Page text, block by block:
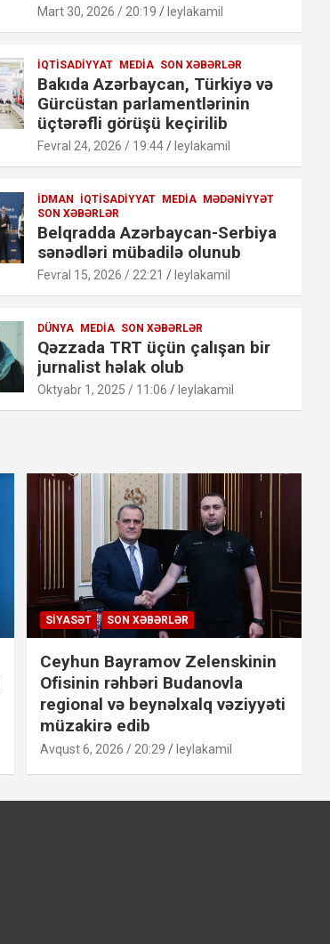
Mart 30, 2026 / 20:19 leylakamil
İQTISADIYYAT MEDIA SON XƏBƏRLƏR
Bakıda Azərbaycan, Türkiyə və
Gürcüstan parlamentlərinin
üçtərəfli görüşü keçirilib
Fevral 24, 2026 / 19:44 leylakamil
İDMAN İQTISADIYYAT MEDIA MƏDƏNIYYƏT
SON XƏBƏRLƏR
Belqradda Azərbaycan-Serbiya
sənədləri mübadilə olunub
Fevral 15, 2026 / 22:21 leylakamil
DÜNYA MEDIA SON XƏBƏRLƏR
Qəzzada TRT üçün çalışan bir
jurnalist həlak olub
Oktyabr 1, 2025 / 11:06 leylakamil
SIYASƏT SON XƏBƏRLƏR
Ceyhun Bayramov Zelenskinin
Ofisinin rəhbəri Budanovla
regional və beynəlxalq vəziyyəti
müzakirə edib
Avqust 6, 2026 / 20:29 leylakamil